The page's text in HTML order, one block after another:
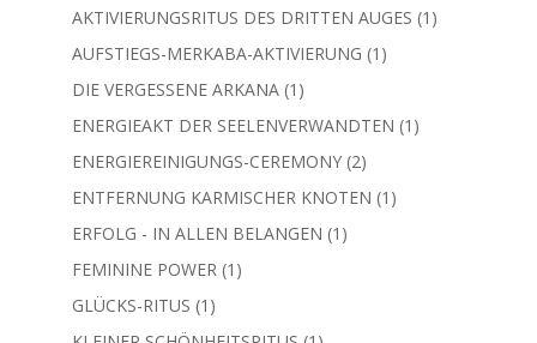
AKTIVIERUNGSRITUS DES DRITTEN AUGES 1 1
AUFSTIEGS-MERKABA-AKTIVIERUNG 1 1
DIE VERGESSENE ARKANA 1 1
Produkt
ENERGIEAKT DER SEELENVERWANDTEN 1 1
ENERGIEREINIGUNGS-CEREMONY 22
Produkte
ENTFERNUNG KARMISCHER KNOTEN 1 1
ERFOLG - IN ALLEN BELANGEN 1 1
FEMININE POWER 1 1
GLÜCKS-RITUS 1 1
Produkt